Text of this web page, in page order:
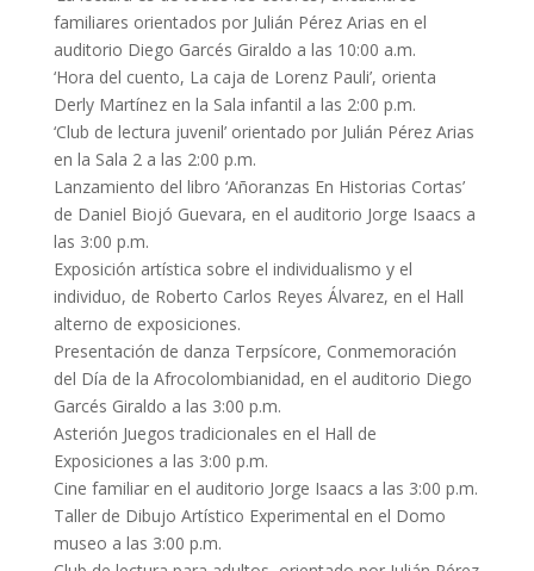
familiares orientados por Julián Pérez Arias en el
auditorio Diego Garcés Giraldo a las 10:00 a.m.
‘Hora del cuento, La caja de Lorenz Pauli’, orienta
Derly Martínez en la Sala infantil a las 2:00 p.m.
‘Club de lectura juvenil’ orientado por Julián Pérez Arias
en la Sala 2 a las 2:00 p.m.
Lanzamiento del libro ‘Añoranzas En Historias Cortas’
de Daniel Biojó Guevara, en el auditorio Jorge Isaacs a
las 3:00 p.m.
Exposición artística sobre el individualismo y el
individuo, de Roberto Carlos Reyes Álvarez, en el Hall
alterno de exposiciones.
Presentación de danza Terpsícore, Conmemoración
del Día de la Afrocolombianidad, en el auditorio Diego
Garcés Giraldo a las 3:00 p.m.
Asterión Juegos tradicionales en el Hall de
Exposiciones a las 3:00 p.m.
Cine familiar en el auditorio Jorge Isaacs a las 3:00 p.m.
Taller de Dibujo Artístico Experimental en el Domo
museo a las 3:00 p.m.